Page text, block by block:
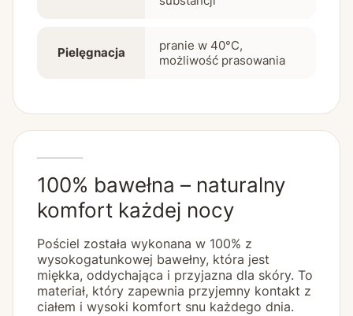
Pielęgnacja
pranie w 40°C,
możliwość prasowania
100% bawełna – naturalny
komfort każdej nocy
Pościel została wykonana w 100% z
wysokogatunkowej bawełny, która jest
miękka, oddychająca i przyjazna dla skóry. To
materiał, który zapewnia przyjemny kontakt z
ciałem i wysoki komfort snu każdego dnia.